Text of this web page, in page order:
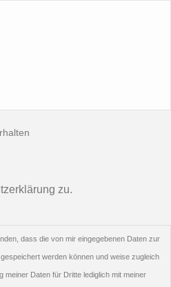
zu.
dass die von mir eingegebenen Daten zur
werden können und weise zugleich
meiner Daten für Dritte lediglich mit meiner